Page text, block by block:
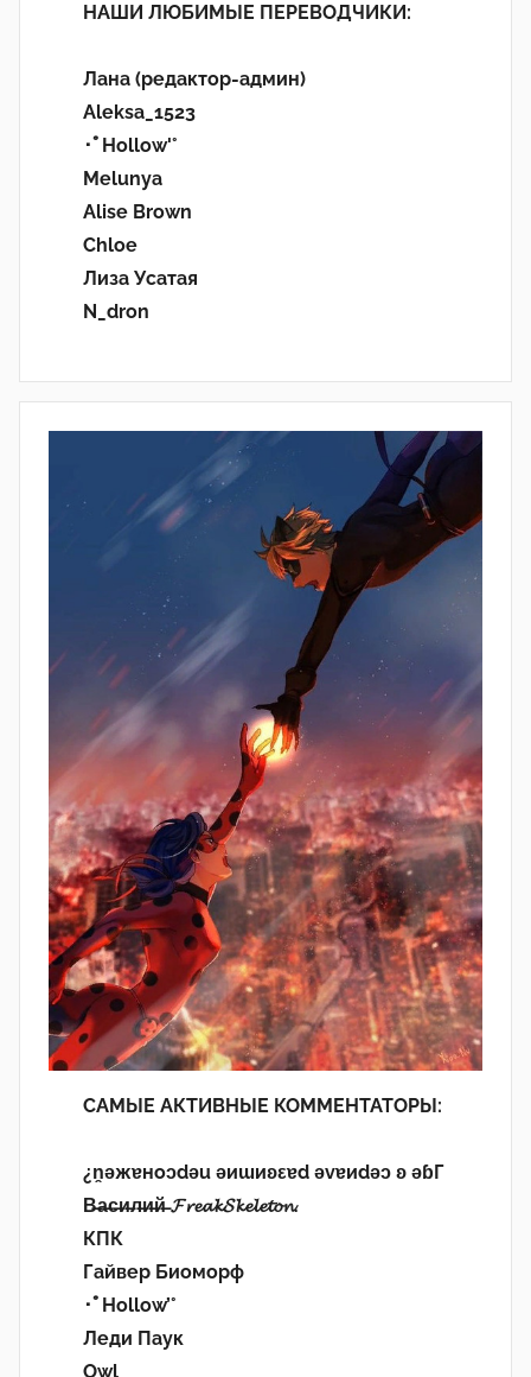
НАШИ ЛЮБИМЫЕ ПЕРЕВОДЧИКИ:
Лана (редактор-админ)
Aleksa_1523
･ﾟHollow'°
Melunya
Alise Brown
Chloe
Лиза Усатая
N_dron
САМЫЕ АКТИВНЫЕ КОММЕНТАТОРЫ:
¿n̯ǝжɐноɔdǝu ǝиɯиʚεɐd ǝvɐиdǝɔ ʚ ǝɓГ
В̶а̶с̶и̶л̶и̶й̶ 𝓕𝓻𝓮𝓪𝓴𝓢𝓴𝓮𝓵𝓮𝓽𝓸𝓷.
КПК
Гайвер Биоморф
･ﾟHollow’°
Леди Паук
Owl